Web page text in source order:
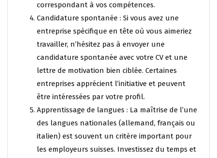
correspondant à vos compétences.
Candidature spontanée : Si vous avez une
entreprise spécifique en tête où vous aimeriez
travailler, n’hésitez pas à envoyer une
candidature spontanée avec votre CV et une
lettre de motivation bien ciblée. Certaines
entreprises apprécient l’initiative et peuvent
être intéressées par votre profil.
Apprentissage de langues : La maîtrise de l’une
des langues nationales (allemand, français ou
italien) est souvent un critère important pour
les employeurs suisses. Investissez du temps et